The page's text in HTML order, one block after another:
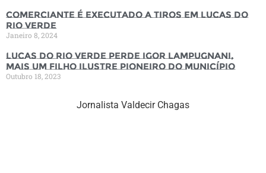
Comerciante é executado a tiros em Lucas do
Rio Verde
Janeiro 8, 2024
Lucas do Rio Verde perde Igor Lampugnani,
mais um filho ilustre pioneiro do município
Outubro 18, 2023
Jornalista Valdecir Chagas